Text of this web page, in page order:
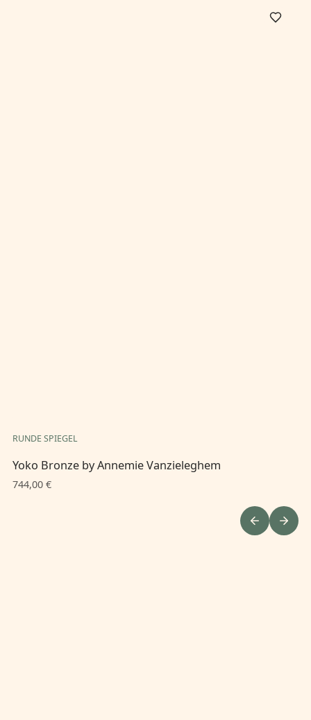
RUNDE SPIEGEL
Yoko Bronze by Annemie Vanzieleghem
744,00 €